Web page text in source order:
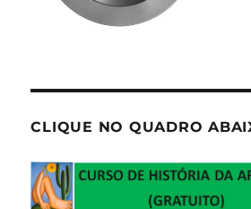
CLIQUE NO QUADRO